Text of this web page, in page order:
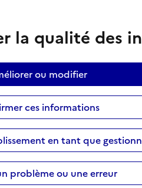
la qualité des
ou modifier
ces informations
en tant que
problème ou une erreur